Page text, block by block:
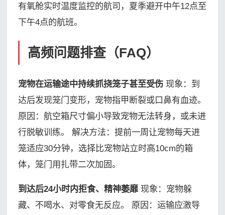
有氧舱实时温度监控的航司，夏季避开中午12点至
下午4点的航班。
高频问题排查（FAQ）
宠物在运输途中持续抓挠笼子甚至受伤现象：到
达后发现笼门变形，宠物指甲断裂或口鼻有血迹。
原因：航空箱尺寸偏小导致宠物无法转身，或未进
行脱敏训练。 解决方法：提前一周让宠物每天进
笼适应30分钟，选择比宠物站立时高10cm的箱
体，笼门用扎带二次加固。
到达后24小时内拒食、精神萎靡现象：宠物躲
藏、不喝水、对零食无反应。 原因：运输应激导